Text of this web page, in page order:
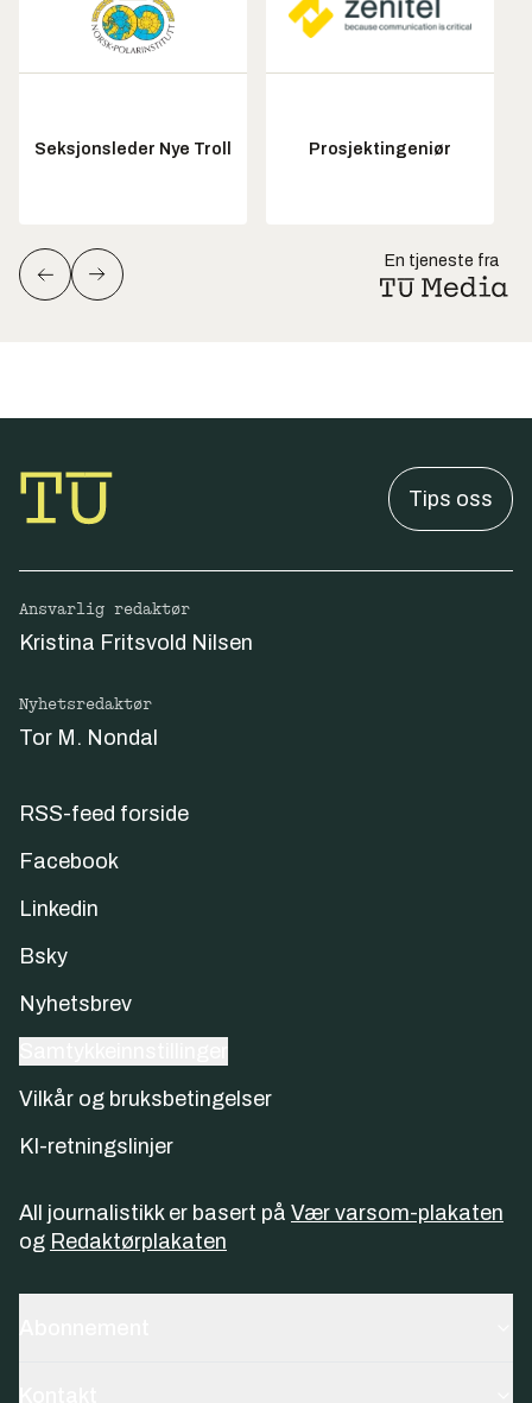
Seksjonsleder Nye Troll Prosjektingeniør
En tjeneste fra
Tips oss
Ansvarlig redaktør
Kristina Fritsvold Nilsen
Nyhetsredaktør
Tor M. Nondal
RSS-feed forside
Facebook
Linkedin
Bsky
Nyhetsbrev
Vilkår og bruksbetingelser
KI-retningslinjer
All journalistikk er basert på Vær varsom-plakaten
og Redaktørplakaten